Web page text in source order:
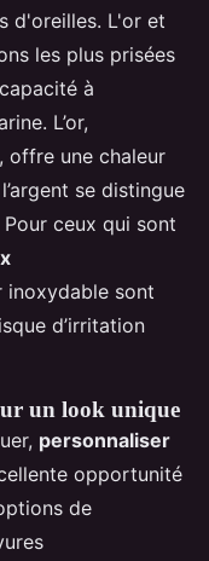
d'oreilles. L'or et
les plus prisées
à
L’or,
offre une chaleur
se distingue
ceux qui sont
inoxydable sont
d’irritation
un look unique
personnaliser
opportunité
de